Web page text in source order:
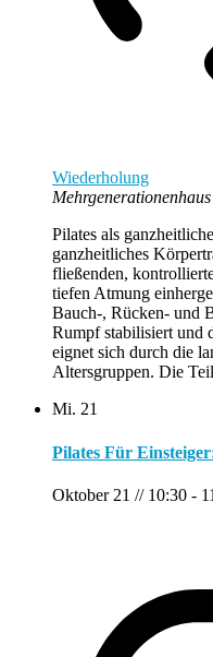
Wiederholung
Pilates als
ganzheitliches
fließenden,
tiefen Atmung
Bauch-, Rücken- und
Rumpf stabilisiert und
eignet sich durch die
Altersgruppen. Die
Mi. 21
Pilates Für
Oktober 21 // 10:30 -